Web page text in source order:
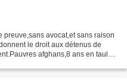
preuve,sans avocat,et sans raison
le droit aux détenus de
afghans,8 ans en taule